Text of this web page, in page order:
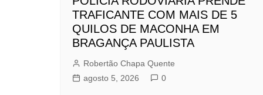
TRAFICANTE COM MAIS DE 5
QUILOS DE MACONHA EM
BRAGANÇA PAULISTA
Robertão Chapa Quente
agosto 5, 2026
0